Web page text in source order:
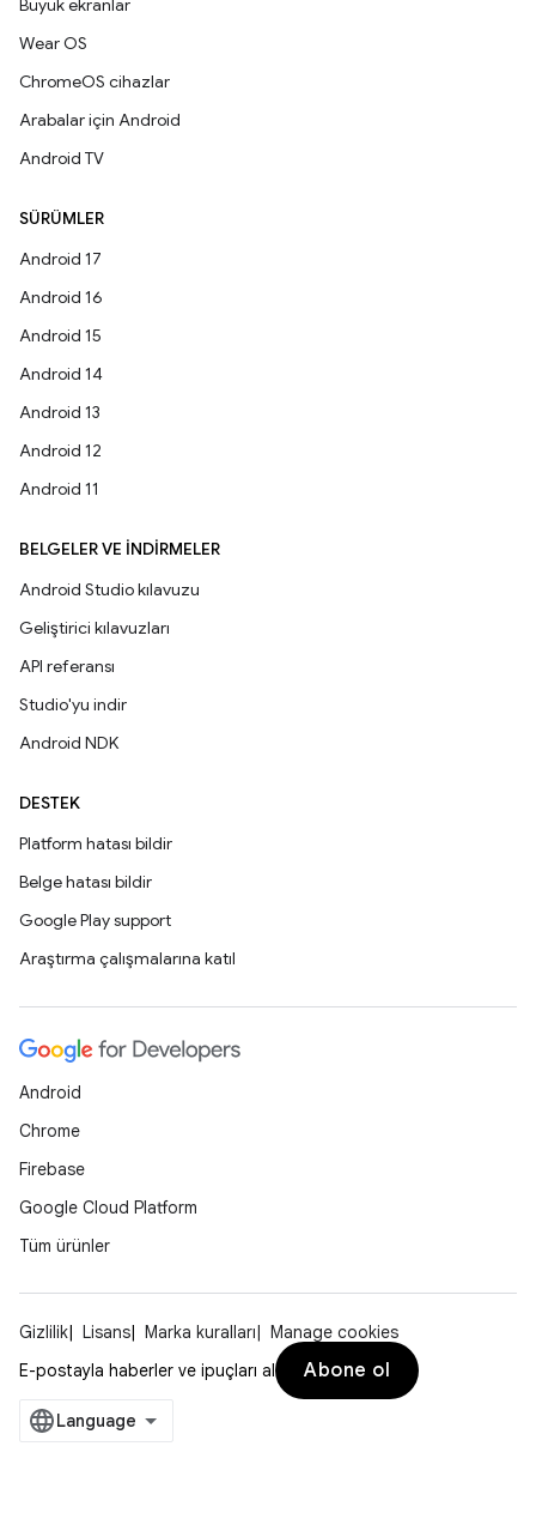
Büyük ekranlar
Wear OS
ChromeOS cihazlar
Arabalar için Android
Android TV
SÜRÜMLER
Android 17
Android 16
Android 15
Android 14
Android 13
Android 12
Android 11
BELGELER VE İNDIRMELER
Android Studio kılavuzu
Geliştirici kılavuzları
API referansı
Studio'yu indir
Android NDK
DESTEK
Platform hatası bildir
Belge hatası bildir
Google Play support
Araştırma çalışmalarına katıl
Android
Chrome
Firebase
Google Cloud Platform
Tüm ürünler
Gizlilik Lisans Marka kuralları
Manage cookies
E-postayla haberler ve ipuçları al
Abone ol